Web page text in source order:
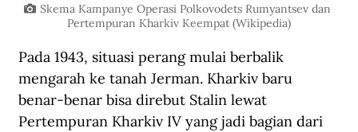
Skema Kampanye Operasi Polkovodets Rumyantsev dan
Pertempuran Kharkiv Keempat (Wikipedia)
Pada 1943, situasi perang mulai berbalik
mengarah ke tanah Jerman. Kharkiv baru
benar-benar bisa direbut Stalin lewat
Pertempuran Kharkiv IV yang jadi bagian dari